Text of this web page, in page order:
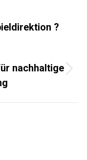
?
nachhaltige